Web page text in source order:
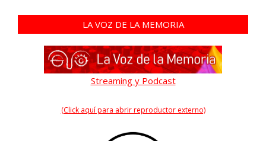
LA VOZ DE LA MEMORIA
Streaming y Podcast
(Click aquí para abrir reproductor externo)